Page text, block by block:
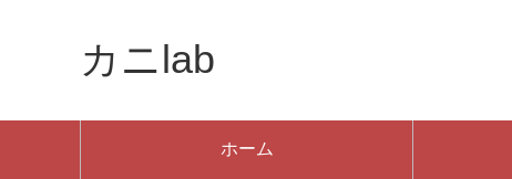
カニlab
ホーム